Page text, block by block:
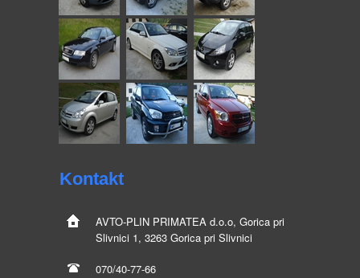
Kontakt
AVTO-PLIN PRIMATEA d.o.o, Gorica pri
Slivnici 1, 3263 Gorica pri Slivnici
070/40-77-66